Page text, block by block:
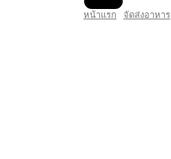
หน้าแรก จัดส่งอาหาร